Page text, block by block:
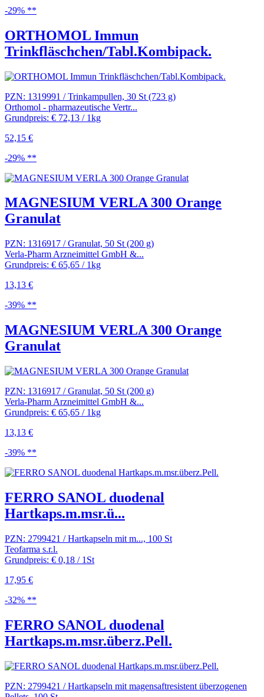
-29% **
ORTHOMOL Immun
Trinkfläschchen/Tabl.Kombipack.
PZN: 1319991 / Trinkampullen, 30 St (723 g)
Orthomol - pharmazeutische Vertr...
Grundpreis: € 72,13 / 1kg
52,15 €
-29% **
MAGNESIUM VERLA 300 Orange
Granulat
PZN: 1316917 / Granulat, 50 St (200 g)
Verla-Pharm Arzneimittel GmbH &...
Grundpreis: € 65,65 / 1kg
13,13 €
-39% **
MAGNESIUM VERLA 300 Orange
Granulat
PZN: 1316917 / Granulat, 50 St (200 g)
Verla-Pharm Arzneimittel GmbH &...
Grundpreis: € 65,65 / 1kg
13,13 €
-39% **
FERRO SANOL duodenal
Hartkaps.m.msr.ü...
PZN: 2799421 / Hartkapseln mit m..., 100 St
Teofarma s.r.l.
Grundpreis: € 0,18 / 1St
17,95 €
-32% **
FERRO SANOL duodenal
Hartkaps.m.msr.überz.Pell.
PZN: 2799421 / Hartkapseln mit magensaftresistent überzogenen